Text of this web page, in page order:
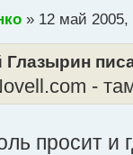
» 12 май 2005,
Глазырин
-
просит и